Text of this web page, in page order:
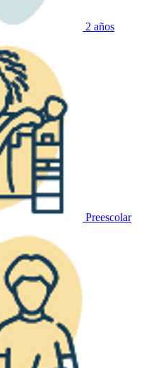
2 años
Preescolar